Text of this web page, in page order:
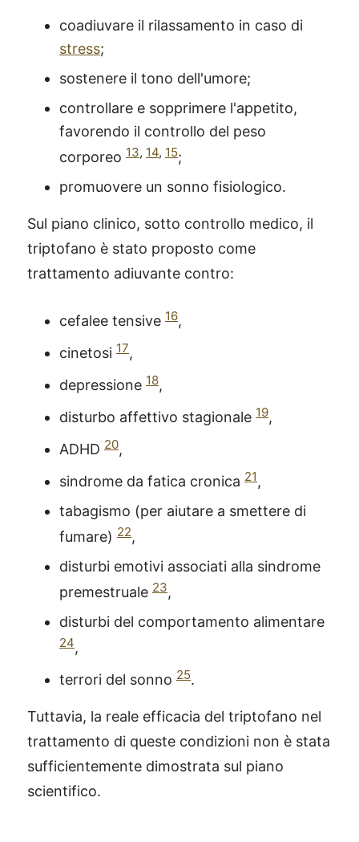
coadiuvare il rilassamento in caso di
stress;
sostenere il tono dell'umore;
controllare e sopprimere l'appetito,
favorendo il controllo del peso
corporeo 13, 14, 15;
promuovere un sonno fisiologico.
Sul piano clinico, sotto controllo medico, il
triptofano è stato proposto come
trattamento adiuvante contro:
cefalee tensive 16,
cinetosi 17,
depressione 18,
disturbo affettivo stagionale 19,
ADHD 20,
sindrome da fatica cronica 21,
tabagismo (per aiutare a smettere di
fumare) 22,
disturbi emotivi associati alla sindrome
premestruale 23,
disturbi del comportamento alimentare
24,
terrori del sonno 25.
Tuttavia, la reale efficacia del triptofano nel
trattamento di queste condizioni non è stata
sufficientemente dimostrata sul piano
scientifico.